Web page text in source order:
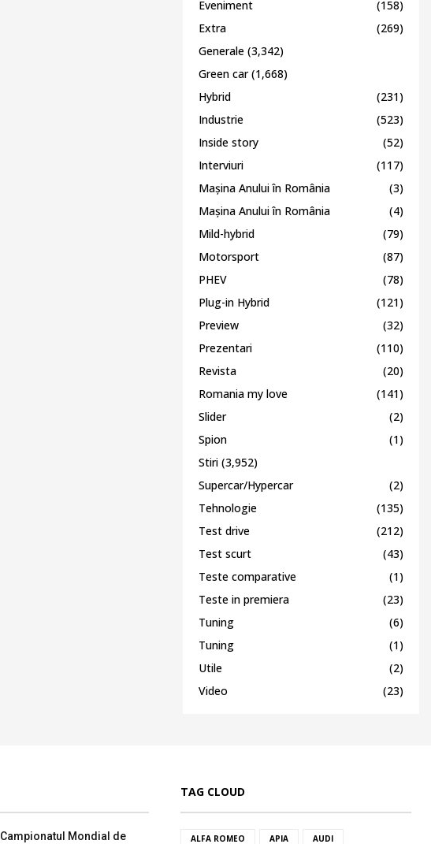
Eveniment
(158)
Extra
(269)
Generale (3,342)
Green car(1,668)
Hybrid
(231)
Industrie
(523)
Inside story
(52)
Interviuri
(117)
Mașina Anului în România
(3)
Mașina Anului în România
(4)
Mild-hybrid
(79)
Motorsport
(87)
PHEV
(78)
Plug-in Hybrid
(121)
Preview
(32)
Prezentari
(110)
Revista
(20)
Romania my love
(141)
Slider
(2)
Spion
(1)
Stiri (3,952)
Supercar/Hypercar
(2)
Tehnologie
(135)
Test drive
(212)
Test scurt
(43)
Teste comparative
(1)
Teste in premiera
(23)
Tuning
(6)
Tuning
(1)
Utile
(2)
Video
(23)
Campionatul Mondial de
TAG CLOUD
ALFA ROMEO APIA AUDI